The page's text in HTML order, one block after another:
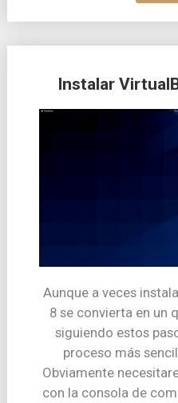
Instalar
Aunque a veces
8 se convierta en un
siguiendo estos
proceso más
Obviamente
con la consola de